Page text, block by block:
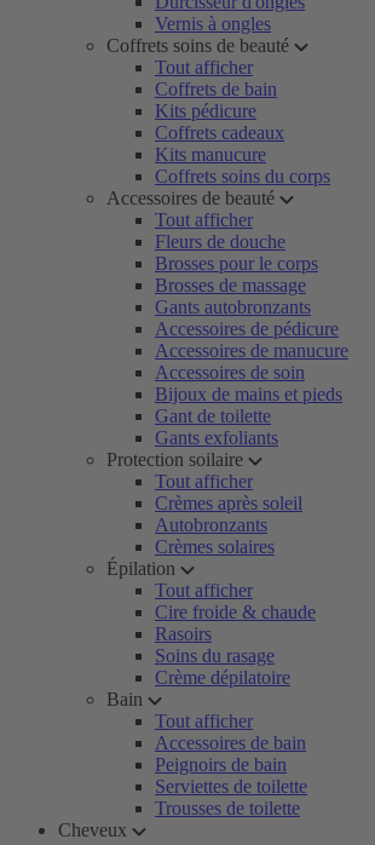
Vernis à ongles
Coffrets soins de beauté
Tout afficher
Coffrets de bain
Kits pédicure
Coffrets cadeaux
Kits manucure
Coffrets soins du corps
Accessoires de beauté
Tout afficher
Fleurs de douche
Brosses pour le corps
Brosses de massage
Gants autobronzants
Accessoires de pédicure
Accessoires de manucure
Accessoires de soin
Bijoux de mains et pieds
Gant de toilette
Gants exfoliants
Protection soilaire
Tout afficher
Crèmes après soleil
Autobronzants
Crèmes solaires
Épilation
Tout afficher
Cire froide & chaude
Rasoirs
Soins du rasage
Crème dépilatoire
Bain
Tout afficher
Accessoires de bain
Peignoirs de bain
Serviettes de toilette
Trousses de toilette
Cheveux